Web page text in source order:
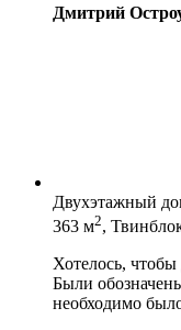
Дмитрий
Двухэтажный
363 м2,
Хотелось, чтобы
Были
необходимо